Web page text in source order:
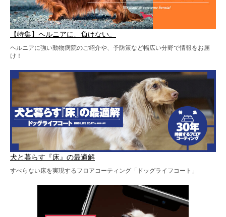
【特集】ヘルニアに、負けない。
ヘルニアに強い動物病院のご紹介や、予防策など幅広い分野で情報をお届
け！
犬と暮らす『床』の最適解
すべらない床を実現するフロアコーティング「ドッグライフコート」